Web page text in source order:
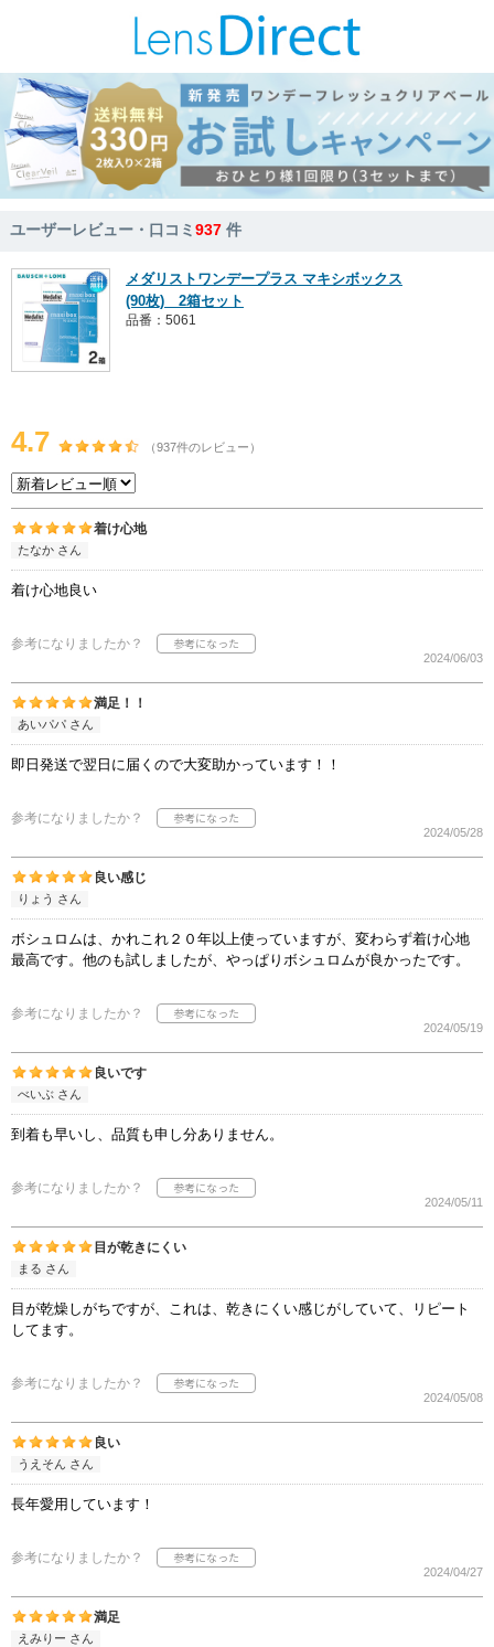
ユーザーレビュー・口コミ937 件
メダリストワンデープラス マキシボックス
(90枚) 2箱セット
品番：5061
4.7 （937件のレビュー）
着け心地
たなか さん
着け心地良い
参考になりましたか？
2024/06/03
満足！！
あいパパ さん
即日発送で翌日に届くので大変助かっています！！
参考になりましたか？
2024/05/28
良い感じ
りょう さん
ボシュロムは、かれこれ２０年以上使っていますが、変わらず着け心地
最高です。他のも試しましたが、やっぱりボシュロムが良かったです。
参考になりましたか？
2024/05/19
良いです
べいぶ さん
到着も早いし、品質も申し分ありません。
参考になりましたか？
2024/05/11
目が乾きにくい
まる さん
目が乾燥しがちですが、これは、乾きにくい感じがしていて、リピート
してます。
参考になりましたか？
2024/05/08
良い
うえそん さん
長年愛用しています！
参考になりましたか？
2024/04/27
満足
えみりー さん